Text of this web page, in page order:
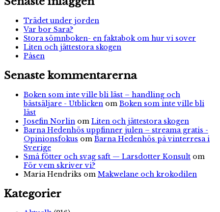
Trädet under jorden
Var bor Sara?
Stora sömnboken- en faktabok om hur vi sover
Liten och jättestora skogen
Påsen
Senaste kommentarerna
Boken som inte ville bli läst – handling och
bästsäljare - Utblicken om Boken som inte ville bli
läst
Josefin Norlin om Liten och jättestora skogen
Barna Hedenhös uppfinner julen – streama gratis -
Opinionsfokus om Barna Hedenhös på vinterresa i
Sverige
Små fötter och svag saft — Larsdotter Konsult om
För vem skriver vi?
Maria Hendriks om Makwelane och krokodilen
Kategorier